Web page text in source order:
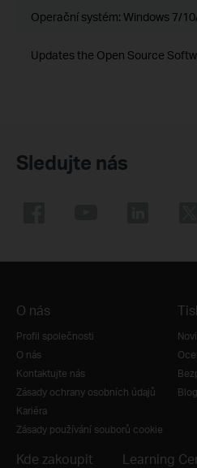
Operační systém: Windows 7/
Updates the Open Source
Sledujte nás
O nás
Profil společnosti
O nás
Kontaktujte nás
Zásady ochrany osobních údajů
Kariéra
Zásady používání souborů cookie
Blog
Kde zakoupit Learning